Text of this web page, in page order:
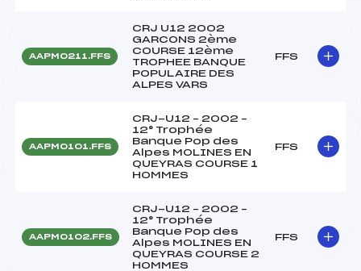
AAPM0211.FFS
CRJ U12 2002
GARCONS 2ème
COURSE 12ème
TROPHEE BANQUE
POPULAIRE DES
ALPES VARS
FFS
AAPM0101.FFS
CRJ-U12 – 2002 –
12° Trophée
Banque Pop des
Alpes MOLINES EN
QUEYRAS COURSE 1
HOMMES
FFS
AAPM0102.FFS
CRJ-U12 – 2002 –
12° Trophée
Banque Pop des
Alpes MOLINES EN
QUEYRAS COURSE 2
HOMMES
FFS